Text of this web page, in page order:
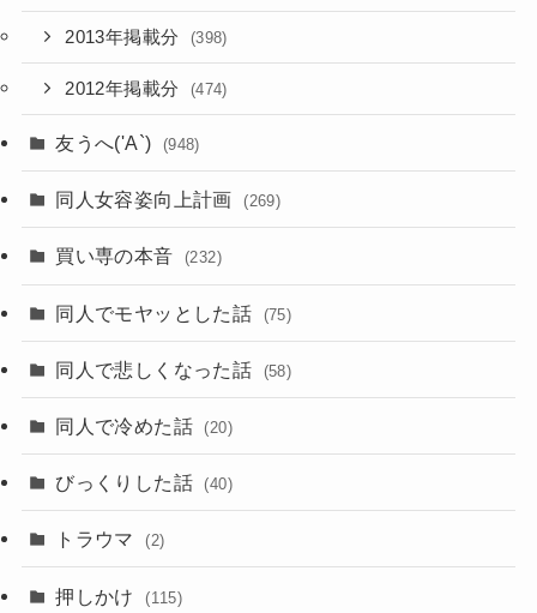
2013年掲載分 (398)
2012年掲載分 (474)
友うへ('A`) (948)
同人女容姿向上計画 (269)
買い専の本音 (232)
同人でモヤッとした話 (75)
同人で悲しくなった話 (58)
同人で冷めた話 (20)
びっくりした話 (40)
トラウマ (2)
押しかけ (115)